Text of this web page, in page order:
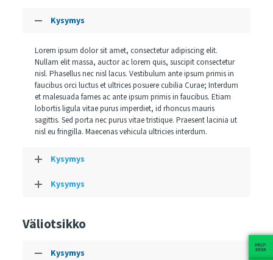
Kysymys
Lorem ipsum dolor sit amet, consectetur adipiscing elit.
Nullam elit massa, auctor ac lorem quis, suscipit consectetur
nisl. Phasellus nec nisl lacus. Vestibulum ante ipsum primis in
faucibus orci luctus et ultrices posuere cubilia Curae; Interdum
et malesuada fames ac ante ipsum primis in faucibus. Etiam
lobortis ligula vitae purus imperdiet, id rhoncus mauris
sagittis. Sed porta nec purus vitae tristique. Praesent lacinia ut
nisl eu fringilla. Maecenas vehicula ultricies interdum.
Kysymys
Kysymys
Väliotsikko
Kysymys